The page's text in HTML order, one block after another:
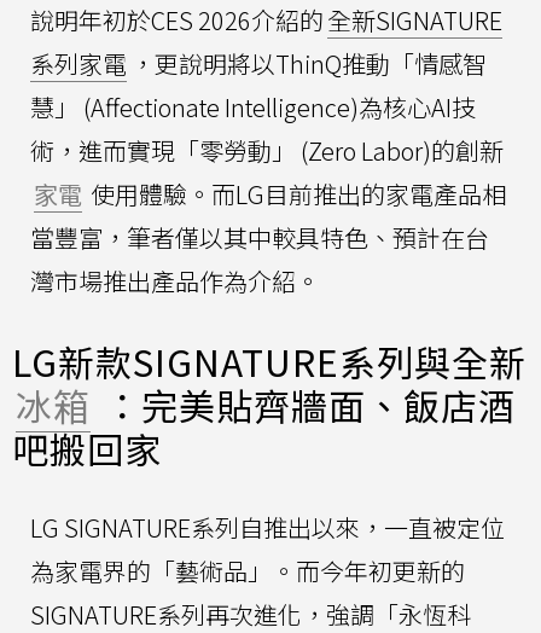
說明年初於CES 2026介紹的全新SIGNATURE
系列家電 ，更說明將以ThinQ推動「情感智
慧」 (Affectionate Intelligence)為核心AI技
術，進而實現「零勞動」 (Zero Labor)的創新
家電 使用體驗。而LG目前推出的家電產品相
當豐富，筆者僅以其中較具特色、預計在台
灣市場推出產品作為介紹。
LG新款SIGNATURE系列與全新
冰箱 ：完美貼齊牆面、飯店酒
吧搬回家
LG SIGNATURE系列自推出以來，一直被定位
為家電界的「藝術品」。而今年初更新的
SIGNATURE系列再次進化，強調「永恆科